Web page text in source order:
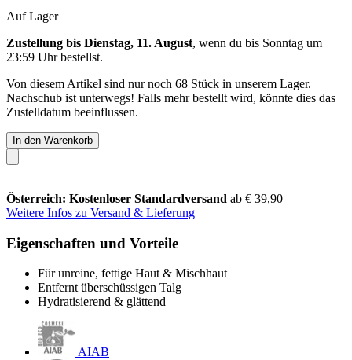
Auf Lager
Zustellung bis Dienstag, 11. August, wenn du bis Sonntag um
23:59 Uhrbestellst.
Von diesem Artikel sind nur noch 68 Stück in unserem Lager.
Nachschub ist unterwegs! Falls mehr bestellt wird, könnte dies das
Zustelldatum beeinflussen.
In den Warenkorb
Österreich: Kostenloser Standardversand ab € 39,90
Weitere Infos zu Versand & Lieferung
Eigenschaften und Vorteile
Für unreine, fettige Haut & Mischhaut
Entfernt überschüssigen Talg
Hydratisierend & glättend
AIAB